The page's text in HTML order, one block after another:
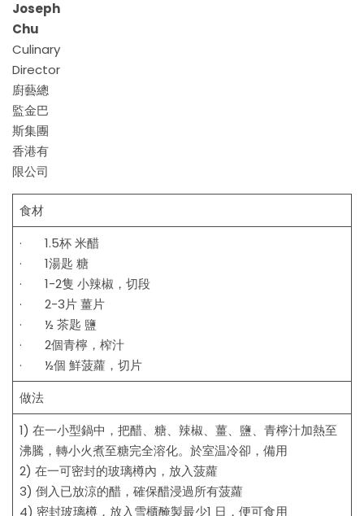
Joseph
Chu
Culinary
Director
廚藝總
監金巴
斯集團
香港有
限公司
食材
· 1.5杯 米醋
· 1湯匙 糖
· 1-2隻 小辣椒，切段
· 2-3片 薑片
· ½ 茶匙 鹽
· 2個青檸，榨汁
· ½個 鮮菠蘿，切片
做法
1) 在一小型鍋中，把醋、糖、辣椒、薑、鹽、青檸汁加熱至
沸騰，轉小火煮至糖完全溶化。於室温冷卻，備用
2) 在一可密封的玻璃樽內，放入菠蘿
3) 倒入已放涼的醋，確保醋浸過所有菠蘿
4) 密封玻璃樽，放入雪櫃醃製最少1 日，便可食用